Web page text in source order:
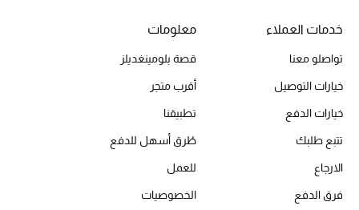
العطور
مكتشف العطور
المكياج
العناية بالبشرة
خدمات العملاء
تواصلو معنا
خيارات التوصيل
خيارات الدفع
تتبع طلبك
الارجاع
فرق الدفع
معلومات
قصة بلومينغديلز
أقرب متجر
تطبيقنا
طُرق أسهل للدفع
للعمل
الخصوصيات